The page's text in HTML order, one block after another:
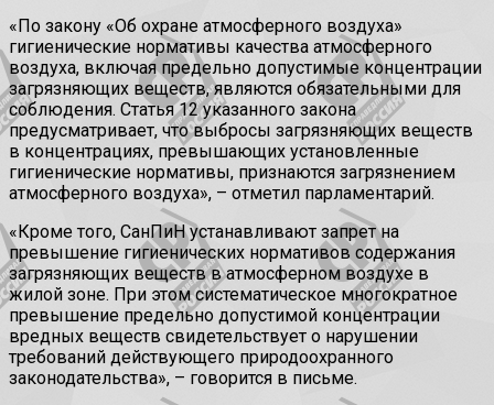
«По закону «Об охране атмосферного воздуха»
гигиенические нормативы качества атмосферного
воздуха, включая предельно допустимые концентрации
загрязняющих веществ, являются обязательными для
соблюдения. Статья 12 указанного закона
предусматривает, что выбросы загрязняющих веществ
в концентрациях, превышающих установленные
гигиенические нормативы, признаются загрязнением
атмосферного воздуха», – отметил парламентарий.
«Кроме того, СанПиН устанавливают запрет на
превышение гигиенических нормативов содержания
загрязняющих веществ в атмосферном воздухе в
жилой зоне. При этом систематическое многократное
превышение предельно допустимой концентрации
вредных веществ свидетельствует о нарушении
требований действующего природоохранного
законодательства», – говорится в письме.